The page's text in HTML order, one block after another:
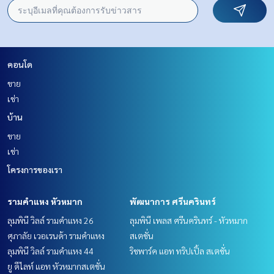
คอนโด
ขาย
เช่า
บ้าน
ขาย
เช่า
โครงการของเรา
รามคำแหง หัวหมาก
ลุมพินี วิลล์ รามคำแหง 26
ศุภาลัย เวอเรนด้า รามคำแหง
ลุมพินี วิลล์ รามคำแหง 44
ยู ดีไลท์ แอท หัวหมากสเตชั่น
พัฒนาการ ศรีนครินทร์
ลุมพินี เพลส ศรีนครินทร์ - หัวหมาก
สเตชั่น
ริชพาร์ค แอท ทริปเปิ้ล สเตชั่น